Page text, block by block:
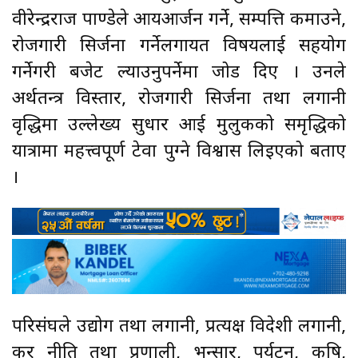
वीरेन्द्रराज पाण्डेले आयआर्जन गर्ने, सम्पत्ति कमाउने,
रोजगारी सिर्जना गर्नेलगायत विषयलाई सहयोग
गर्नेगरी बजेट ल्याउनुपर्नेमा जोड दिए । उनले
अर्थतन्त्र विस्तार, रोजगारी सिर्जना तथा लगानी
वृद्धिमा उल्लेख्य सुधार आई मुलुकको समृद्धिको
यात्रामा महत्त्वपूर्ण टेवा पुग्ने विश्वास लिइएको बताए
।
परिसंघले उद्योग तथा लगानी, प्रत्यक्ष विदेशी लगानी,